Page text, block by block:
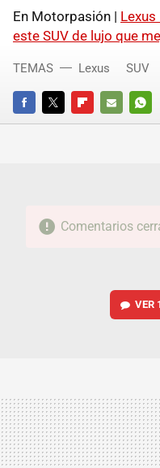
En Motorpasión |
este SUV de lujo que
FACEBOOKTWITTERFLIPBOARD
E-
TEMAS Lexus SUV
Comentarios
VER